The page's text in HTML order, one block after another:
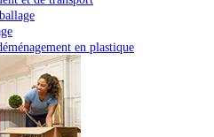
en plastique